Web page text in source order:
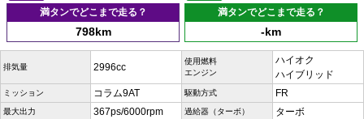
満タンでどこまで走る？
798km
満タンでどこまで走る？
-km
排気量 2996cc
使用燃料
エンジン
ハイオク
ハイブリッド
ミッション コラム9AT 駆動方式 FR
最大出力 367ps/6000rpm 過給器（ターボ） ターボ